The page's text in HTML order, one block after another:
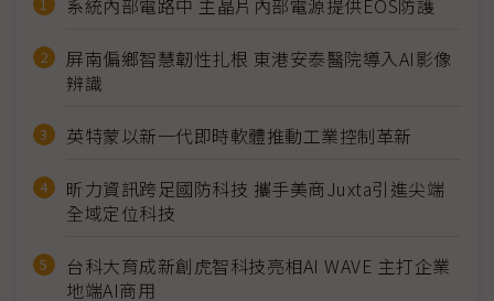
系統內部電路中 主晶片內部電源提供EOS防護
屏南偏鄉智慧韌性扎根 東港安泰醫院導入AI影像
辨識
英特蒙以新一代即時軟體推動工業控制革新
昕力資訊跨足國防科技 攜手美商Juxta引進尖端
全域定位科技
台科大育成新創虎智科技亮相AI WAVE 主打企業
地端AI商用